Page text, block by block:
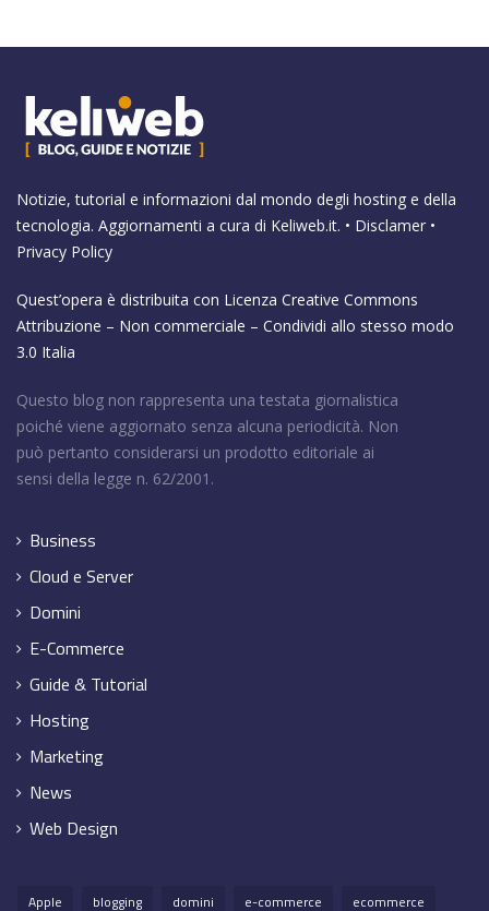
Notizie, tutorial e informazioni dal mondo degli hosting e della
tecnologia. Aggiornamenti a cura di Keliweb.it. • Disclamer •
Privacy Policy
Quest’opera è distribuita con Licenza Creative Commons
Attribuzione – Non commerciale – Condividi allo stesso modo
3.0 Italia
Questo blog non rappresenta una testata giornalistica
poiché viene aggiornato senza alcuna periodicità. Non
può pertanto considerarsi un prodotto editoriale ai
sensi della legge n. 62/2001.
Business
Cloud e Server
Domini
E-Commerce
Guide & Tutorial
Hosting
Marketing
News
Web Design
Apple blogging domini e-commerce ecommerce